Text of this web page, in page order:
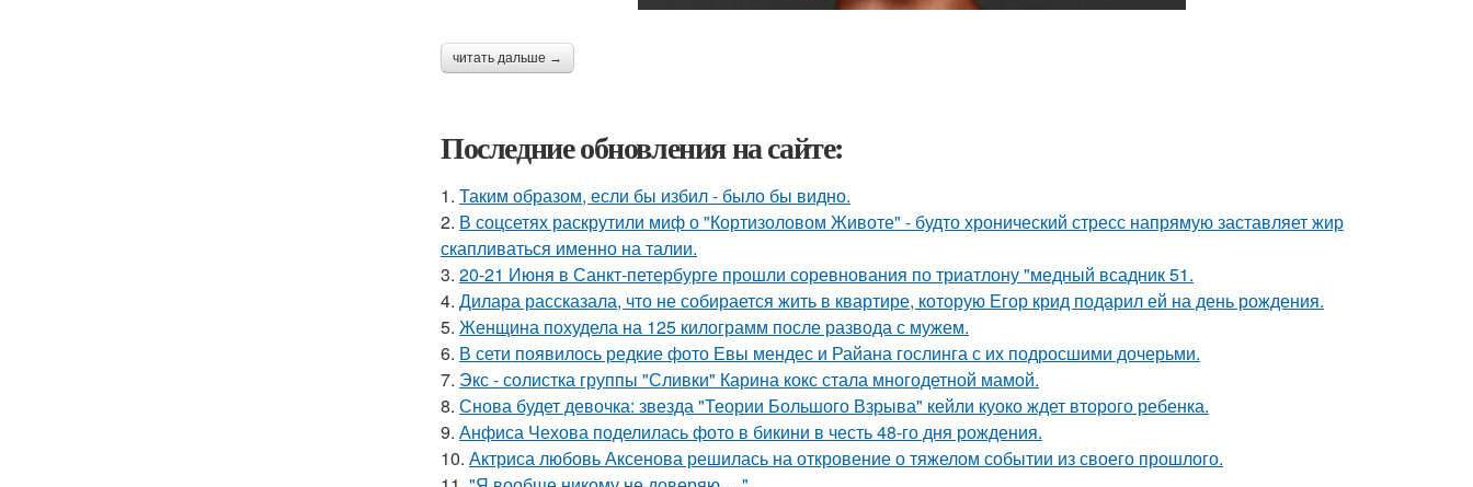
читать дальше →
Последние обновления на сайте:
1. Таким образом, если бы избил - было бы видно.
2. В соцсетях раскрутили миф о "Кортизоловом Животе" - будто хронический стресс напрямую заставляет жир
скапливаться именно на талии.
3. 20-21 Июня в Санкт-петербурге прошли соревнования по триатлону "медный всадник 51.
4. Дилара рассказала, что не собирается жить в квартире, которую Егор крид подарил ей на день рождения.
5. Женщина похудела на 125 килограмм после развода с мужем.
6. В сети появилось редкие фото Евы мендес и Райана гослинга с их подросшими дочерьми.
7. Экс - солистка группы "Сливки" Карина кокс стала многодетной мамой.
8. Снова будет девочка: звезда "Теории Большого Взрыва" кейли куоко ждет второго ребенка.
9. Анфиса Чехова поделилась фото в бикини в честь 48-го дня рождения.
10. Актриса любовь Аксенова решилась на откровение о тяжелом событии из своего прошлого.